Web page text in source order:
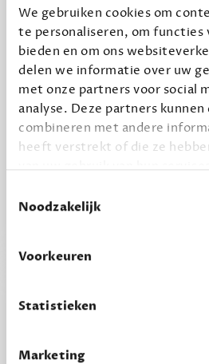
We gebruiken cookies om
te personaliseren, om functies
bieden en om ons
delen we informatie over uw
met onze partners voor social
analyse. Deze partners kunnen
combineren met andere
heeft verstrekt of die ze
grondslag gebeurt, en er niet
wordt verwerkt. Gevoelige
Noodzakelijk
Voorkeuren
Statistieken
Marketing
Geef
Alles van Dewey Free
Word een bovengemiddelde
kijken of het zou bevallen